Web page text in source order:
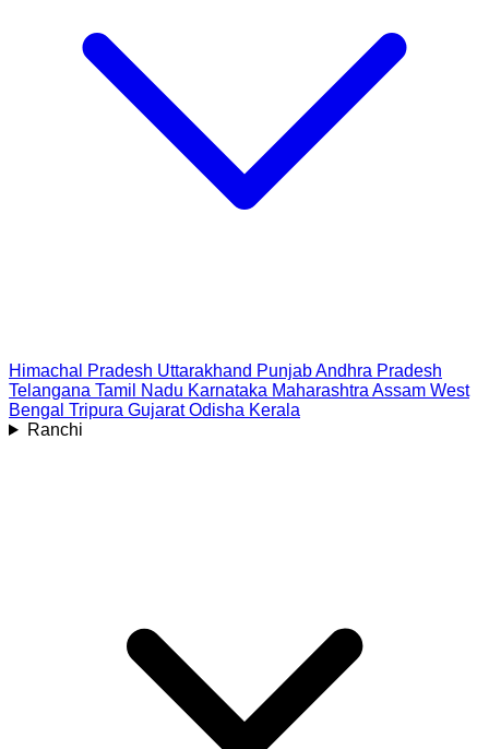
Himachal Pradesh Uttarakhand PunjabAndhra Pradesh
Telangana Tamil Nadu Karnataka Maharashtra Assam West
Bengal Tripura Gujarat Odisha Kerala
Ranchi